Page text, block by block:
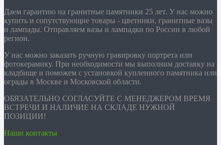
Даем гарантию на гранитные памятники 25 лет. У нас можно
купить и сопутствующие товары - цветники, гранитные вазы
и лампады. Отправляем вазы и лампадки по России в любой
регион.
У нас можно заказать ручную гравировку портрета или
фотокерамику. При необходимости мы выполним доставку на
кладбище и поможем с установкой купленного памятника или
ограды в Москве и Московской области.
ОБЯЗАТЕЛЬНО СОГЛАСУЙТЕ С МЕНЕДЖЕРОМ ВРЕМЯ
ВСТРЕЧИ И НАЛИЧИЕ НА СКЛАДЕ НУЖНОЙ
ПОЗИЦИИ!
Наши контакты